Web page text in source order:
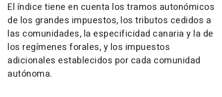
El índice tiene en cuenta los tramos autonómicos
de los grandes impuestos, los tributos cedidos a
las comunidades, la especificidad canaria y la de
los regímenes forales, y los impuestos
adicionales establecidos por cada comunidad
autónoma.